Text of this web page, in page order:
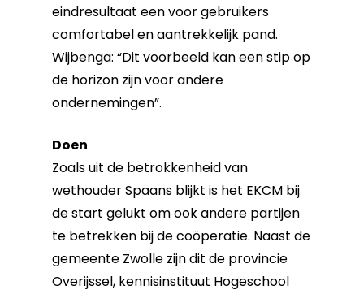
eindresultaat een voor gebruikers
comfortabel en aantrekkelijk pand.
Wijbenga: “Dit voorbeeld kan een stip op
de horizon zijn voor andere
ondernemingen”.
Doen
Zoals uit de betrokkenheid van
wethouder Spaans blijkt is het EKCM bij
de start gelukt om ook andere partijen
te betrekken bij de coöperatie. Naast de
gemeente Zwolle zijn dit de provincie
Overijssel, kennisinstituut Hogeschool